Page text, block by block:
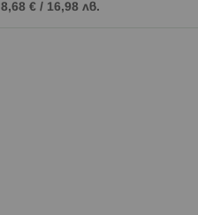
8,68 € / 16,98 лв.